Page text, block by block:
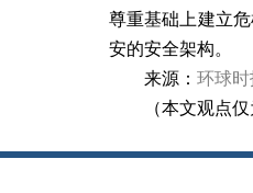
尊重基础上建立
安的安全架构。
来源： 环球时
（本文观点